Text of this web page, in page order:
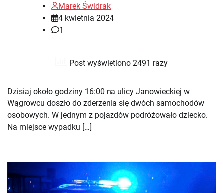
Marek Świdrak
4 kwietnia 2024
1
Post wyświetlono 2491 razy
Dzisiaj około godziny 16:00 na ulicy Janowieckiej w
Wągrowcu doszło do zderzenia się dwóch samochodów
osobowych. W jednym z pojazdów podróżowało dziecko.
Na miejsce wypadku […]